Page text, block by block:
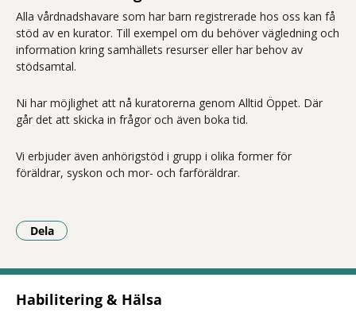
Alla vårdnadshavare som har barn registrerade hos oss kan få
stöd av en kurator. Till exempel om du behöver vägledning och
information kring samhällets resurser eller har behov av
stödsamtal.
Ni har möjlighet att nå kuratorerna genom Alltid Öppet. Där
går det att skicka in frågor och även boka tid.
Vi erbjuder även anhörigstöd i grupp i olika former för
föräldrar, syskon och mor- och farföräldrar.
Dela
- Klicka för att öppna delningsalternativ.
Habilitering & Hälsa